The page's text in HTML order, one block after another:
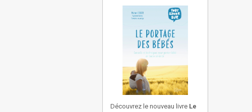
Découvrez le nouveau livre Le